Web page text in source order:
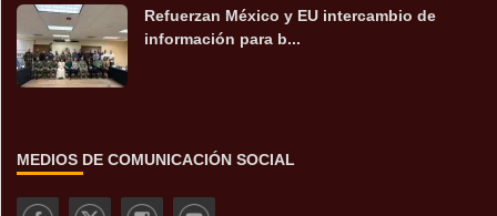
Refuerzan México y EU intercambio de
información para b...
MEDIOS DE COMUNICACIÓN SOCIAL